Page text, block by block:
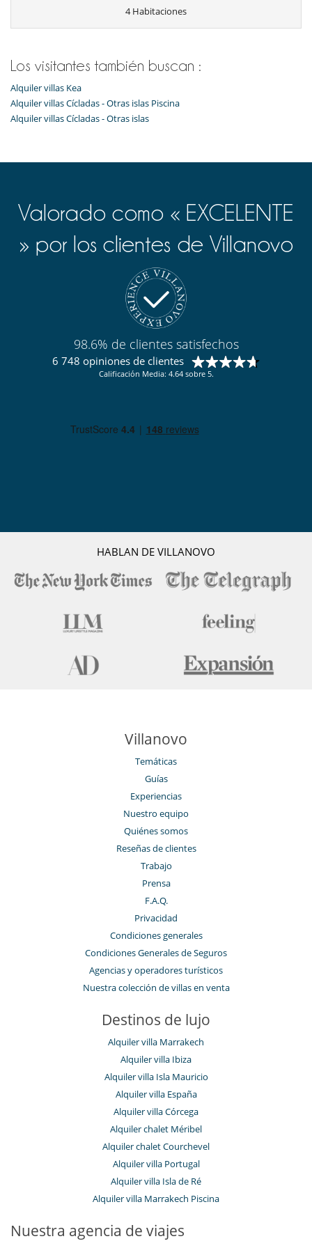
TV
Aire acondicionado
Servicios de resort y entretenimiento
Pista de tenis
4 Habitaciones
Los visitantes también buscan :
Alquiler villas Kea
Alquiler villas Cícladas - Otras islas Piscina
Alquiler villas Cícladas - Otras islas
Valorado como « EXCELENTE
» por los clientes de Villanovo
98.6% de clientes satisfechos
6 748 opiniones de clientes
Calificación Media: 4.64 sobre 5.
HABLAN DE VILLANOVO
Villanovo
Temáticas
Guías
Experiencias
Nuestro equipo
Quiénes somos
Reseñas de clientes
Trabajo
Prensa
F.A.Q.
Privacidad
Condiciones generales
Condiciones Generales de Seguros
Agencias y operadores turísticos
Nuestra colección de villas en venta
Destinos de lujo
Alquiler villa Marrakech
Alquiler villa Ibiza
Alquiler villa Isla Mauricio
Alquiler villa España
Alquiler villa Córcega
Alquiler chalet Méribel
Alquiler chalet Courchevel
Alquiler villa Portugal
Alquiler villa Isla de Ré
Alquiler villa Marrakech Piscina
Nuestra agencia de viajes